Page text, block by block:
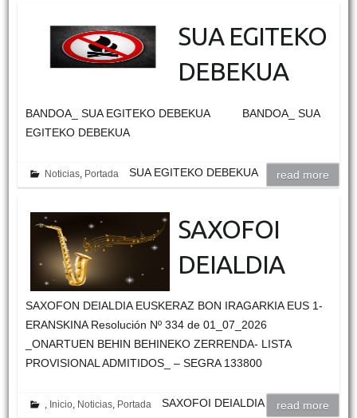
SUA EGITEKO
DEBEKUA
BANDOA_ SUA EGITEKO DEBEKUA BANDOA_ SUA
EGITEKO DEBEKUA
Noticias Portada SUA EGITEKO DEBEKUA read more
SAXOFOI
DEIALDIA
SAXOFON DEIALDIA EUSKERAZ BON IRAGARKIA EUS 1-
ERANSKINA Resolución Nº 334 de 01_07_2026
_ONARTUEN BEHIN BEHINEKO ZERRENDA- LISTA
PROVISIONAL ADMITIDOS_ – SEGRA 133800
Inicio Noticias Portada SAXOFOI DEIALDIA read more